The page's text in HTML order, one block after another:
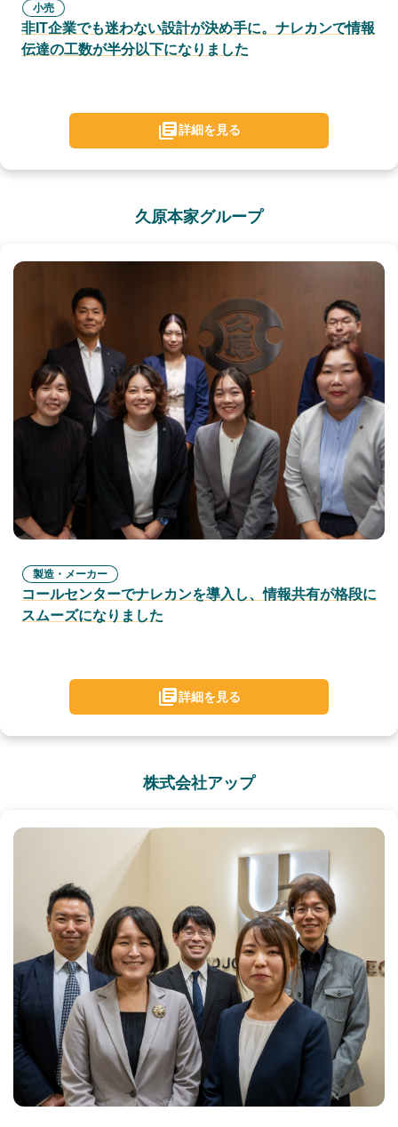
小売
非IT企業でも迷わない設計が決め手に。ナレカンで情報
伝達の工数が半分以下になりました
詳細を見る
久原本家グループ
製造・メーカー
コールセンターでナレカンを導入し、情報共有が格段に
スムーズになりました
詳細を見る
株式会社アップ